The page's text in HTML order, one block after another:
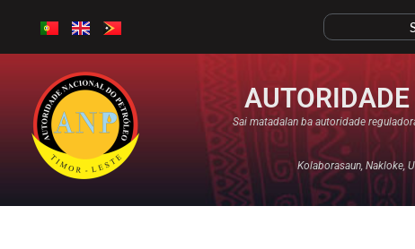
Sai matadalan ba autoridade
Kolaborasaun, Nakloke,